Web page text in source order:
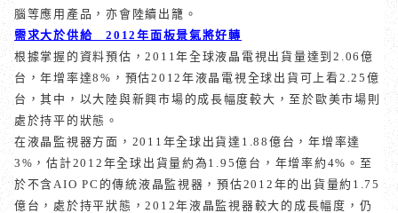
腦等應用產品，亦會陸續出籠。
需求大於供給2012年面板景氣將好轉
根據掌握的資料預估，2011年全球液晶電視出貨量達到2.06億
台，年增率達8% ，預估2012年液晶電視全球出貨可上看2.25 億
台，其中，以大陸與新興市場的成長幅度較大，至於歐美市場則
處於持平的狀態。
在液晶監視器方面， 2011 年全球出貨達 1.88 億台，年增率達
3% ，估計2012 年全球出貨量約為 1.95億台，年增率約 4% 。至
於不含 AIO PC 的傳統液晶監視器，預估2012 年的出貨量約 1.75
億台，處於持平狀態，2012年液晶監視器較大的成長幅度，仍